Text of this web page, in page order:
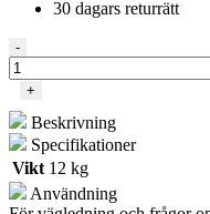
30 dagars returrätt
HYDRO
SHOOT
100X100X200
VÄXTSTÄLT
mängd
-
+
Beskrivning
Specifikationer
Vikt 12 kg
Användning